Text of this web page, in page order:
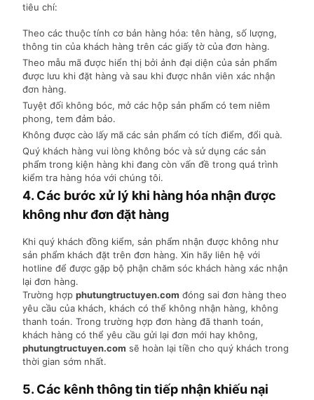
tiêu chí:
Theo các thuộc tính cơ bản hàng hóa: tên hàng, số lượng,
thông tin của khách hàng trên các giấy tờ của đơn hàng.
Theo mẫu mã được hiển thị bởi ảnh đại diện của sản phẩm
được lưu khi đặt hàng và sau khi được nhân viên xác nhận
đơn hàng.
Tuyệt đối không bóc, mở các hộp sản phẩm có tem niêm
phong, tem đảm bảo.
Không được cào lấy mã các sản phẩm có tích điểm, đổi quà.
Quý khách hàng vui lòng không bóc và sử dụng các sản
phẩm trong kiện hàng khi đang còn vấn đề trong quá trình
kiểm tra hàng hóa với chúng tôi.
4. Các bước xử lý khi hàng hóa nhận được
không như đơn đặt hàng
Khi quý khách đồng kiểm, sản phẩm nhận được không như
sản phẩm khách đặt trên đơn hàng. Xin hãy liên hệ với
hotline để được gặp bộ phận chăm sóc khách hàng xác nhận
lại đơn hàng.
Trường hợpphutungtructuyen.com đóng sai đơn hàng theo
yêu cầu của khách, khách có thể không nhận hàng, không
thanh toán. Trong trường hợp đơn hàng đã thanh toán,
khách hàng có thể yêu cầu gửi lại đơn mới hay không,
phutungtructuyen.com sẽ hoàn lại tiền cho quý khách trong
thời gian sớm nhất.
5. Các kênh thông tin tiếp nhận khiếu nại